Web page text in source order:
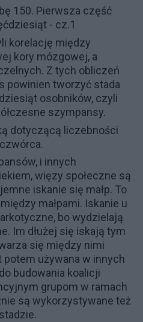
150. Pierwsza część
- cz.1
korelację między
kory mózgowej, a
Z tych obliczeń
powinien tworzyć stada
osobników, czyli
szympansy.
dotyczącą liczebności
czwórca.
i innych
więzy społeczne są
iskanie się małp. To
małpami. Iskanie u
bo wydzielają
. Im dłużej się iskają tym
się między nimi
używana w innych
budowania koalicji
grupom w ramach
są wykorzystywane też